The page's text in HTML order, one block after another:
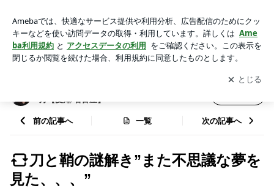
ルが導く本当の私の幸せな生き方【愛知/名古屋】
アプリをダウンロードして ブログの更新通知
を受け取りまし
ょう。
開く
方【愛知/名古屋】
前の記事へ 一覧 次の記事へ
刀と鞘の謎解き”また不思議な夢を
見た、、、”